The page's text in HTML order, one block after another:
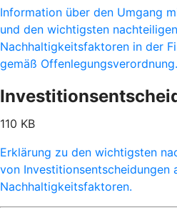
Information über den Umgang
und den wichtigsten
Nachhaltigkeitsfaktoren in der
gemäß Offenlegungsverordnung.
110 KB
Erklärung zu den wichtigsten
von Investitionsentscheidungen
Nachhaltigkeitsfaktoren.